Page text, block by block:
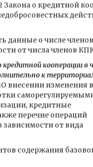
Закона о кредитной
данные о числе
от числа членов
кредитной кооперации в
к
внесении изменения
кредитные
перечне операций
от вида
содержания